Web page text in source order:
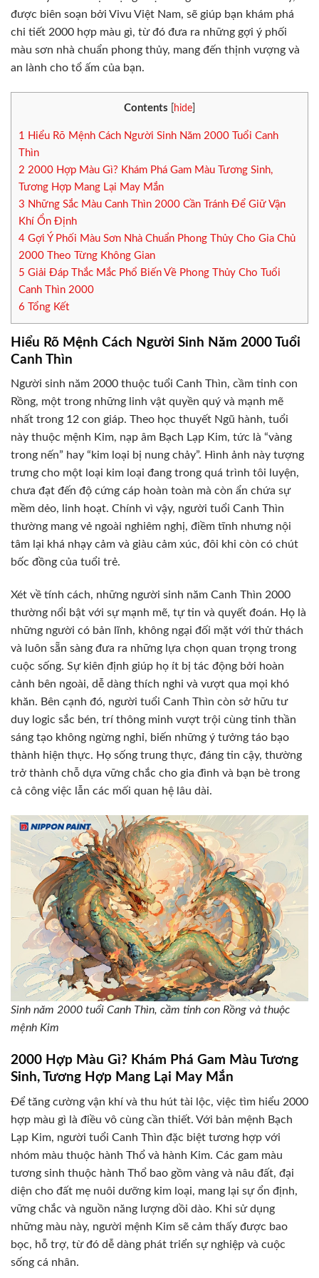
được biên soạn bởi Vivu Việt Nam, sẽ giúp bạn khám phá
chi tiết 2000 hợp màu gì, từ đó đưa ra những gợi ý phối
màu sơn nhà chuẩn phong thủy, mang đến thịnh vượng và
an lành cho tổ ấm của bạn.
Contents hide
1
Hiểu Rõ Mệnh Cách Người Sinh Năm 2000 Tuổi Canh
Thìn
2 2000 Hợp Màu Gì? Khám Phá Gam Màu Tương Sinh,
Tương Hợp Mang Lại May Mắn
3 Những Sắc Màu Canh Thìn 2000 Cần Tránh Để Giữ Vận
Khí Ổn Định
4 Gợi Ý Phối Màu Sơn Nhà Chuẩn Phong Thủy Cho Gia Chủ
2000 Theo Từng Không Gian
5 Giải Đáp Thắc Mắc Phổ Biến Về Phong Thủy Cho Tuổi
Canh Thìn 2000
6 Tổng Kết
Hiểu Rõ Mệnh Cách Người Sinh Năm 2000 Tuổi
Canh Thìn
Người sinh năm 2000 thuộc tuổi Canh Thìn, cầm tinh con
Rồng, một trong những linh vật quyền quý và mạnh mẽ
nhất trong 12 con giáp. Theo học thuyết Ngũ hành, tuổi
này thuộc mệnh Kim, nạp âm Bạch Lạp Kim, tức là “vàng
trong nến” hay “kim loại bị nung chảy”. Hình ảnh này tượng
trưng cho một loại kim loại đang trong quá trình tôi luyện,
chưa đạt đến độ cứng cáp hoàn toàn mà còn ẩn chứa sự
mềm dẻo, linh hoạt. Chính vì vậy, người tuổi Canh Thìn
thường mang vẻ ngoài nghiêm nghị, điềm tĩnh nhưng nội
tâm lại khá nhạy cảm và giàu cảm xúc, đôi khi còn có chút
bốc đồng của tuổi trẻ.
Xét về tính cách, những người sinh năm Canh Thìn 2000
thường nổi bật với sự mạnh mẽ, tự tin và quyết đoán. Họ là
những người có bản lĩnh, không ngại đối mặt với thử thách
và luôn sẵn sàng đưa ra những lựa chọn quan trọng trong
cuộc sống. Sự kiên định giúp họ ít bị tác động bởi hoàn
cảnh bên ngoài, dễ dàng thích nghi và vượt qua mọi khó
khăn. Bên cạnh đó, người tuổi Canh Thìn còn sở hữu tư
duy logic sắc bén, trí thông minh vượt trội cùng tinh thần
sáng tạo không ngừng nghỉ, biến những ý tưởng táo bạo
thành hiện thực. Họ sống trung thực, đáng tin cậy, thường
trở thành chỗ dựa vững chắc cho gia đình và bạn bè trong
cả công việc lẫn các mối quan hệ lâu dài.
Sinh năm 2000 tuổi Canh Thìn, cầm tinh con Rồng và thuộc
mệnh Kim
2000 Hợp Màu Gì? Khám Phá Gam Màu Tương
Sinh, Tương Hợp Mang Lại May Mắn
Để tăng cường vận khí và thu hút tài lộc, việc tìm hiểu 2000
hợp màu gì là điều vô cùng cần thiết. Với bản mệnh Bạch
Lạp Kim, người tuổi Canh Thìn đặc biệt tương hợp với
nhóm màu thuộc hành Thổ và hành Kim. Các gam màu
tương sinh thuộc hành Thổ bao gồm vàng và nâu đất, đại
diện cho đất mẹ nuôi dưỡng kim loại, mang lại sự ổn định,
vững chắc và nguồn năng lượng dồi dào. Khi sử dụng
những màu này, người mệnh Kim sẽ cảm thấy được bao
bọc, hỗ trợ, từ đó dễ dàng phát triển sự nghiệp và cuộc
sống cá nhân.